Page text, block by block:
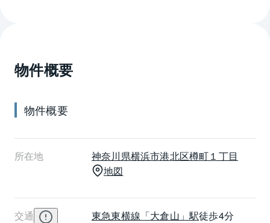
りはシングルライフをサポートする、ワンルーム～1K
のプランを用意。バルコニーは採光や風通しに優れ、
の最寄り駅は東急東横線の大倉山駅に徒歩4分と、通勤
パー、ドラッグストアにレストランやアミューズメン
トなど、日々のお買い物はもちろん、グルメやレ
ジャーも楽しむことができます。駅の北西にはギリシ
散策やリフレッシュにオススメのスポットです。
物件概要
物件概要
所在地 神奈川県横浜市港北区樽町１丁目
地図
交通 東急東横線 「大倉山」駅徒歩4分